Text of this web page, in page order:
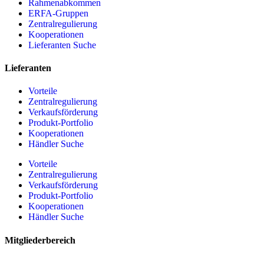
Rahmenabkommen
ERFA-Gruppen
Zentralregulierung
Kooperationen
Lieferanten Suche
Lieferanten
Vorteile
Zentralregulierung
Verkaufsförderung
Produkt-Portfolio
Kooperationen
Händler Suche
Vorteile
Zentralregulierung
Verkaufsförderung
Produkt-Portfolio
Kooperationen
Händler Suche
Mitgliederbereich